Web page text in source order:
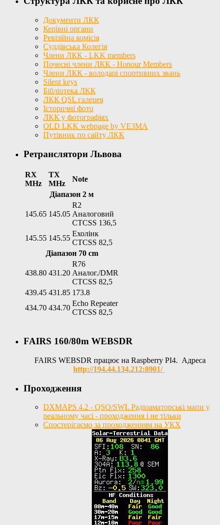
Документи ЛКК
Керівні органи
Ревізійна комісія
Суддівська Колегія
Члени ЛКК - LKK members
Почесні члени ЛКК - Honour Members
Члени ЛКК - володарі спортивних звань
Silent keys
Бібліотека ЛКК
ЛКК QSL галерея
Історичні фото
ЛКК у фотографіях
OLD LKK webpage by VE3MA
Путівник по сайту ЛКК
Ретранслятори Львова
RX
MHz
TX
MHz
Note
Діапазон 2 м
145.65 145.05
R2
Аналоговий
CTCSS 136,5
145.55 145.55
Ехолінк
CTCSS 82,5
Діапазон 70 cm
438.80 431.20
R76
Аналог./DMR
CTCSS 82,5
439.45 431.85 173.8
434.70 434.70
Echo Repeater
CTCSS 82,5
FAIRS 160/80m WEBSDR
FAIRS WEBSDR працює на Raspberry PI4. Адреса
http://194.44.134.212:8901/
Проходження
DXMAPS 4.2 - QSO/SWL Радіоаматорські мапи у
реальному часі - проходження і не тільки
Спостерігаємо за проходженням на УКХ